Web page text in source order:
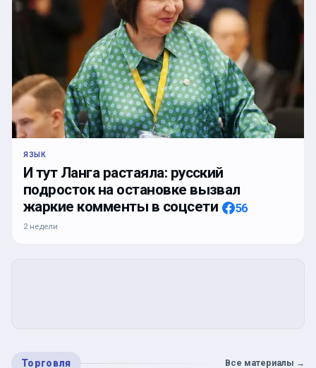
ЯЗЫК
И тут Ланга растаяла: русский
подросток на остановке вызвал
жаркие комменты в соцсети
56
2 недели
Торговля Все материалы →